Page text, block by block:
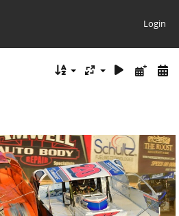
Login